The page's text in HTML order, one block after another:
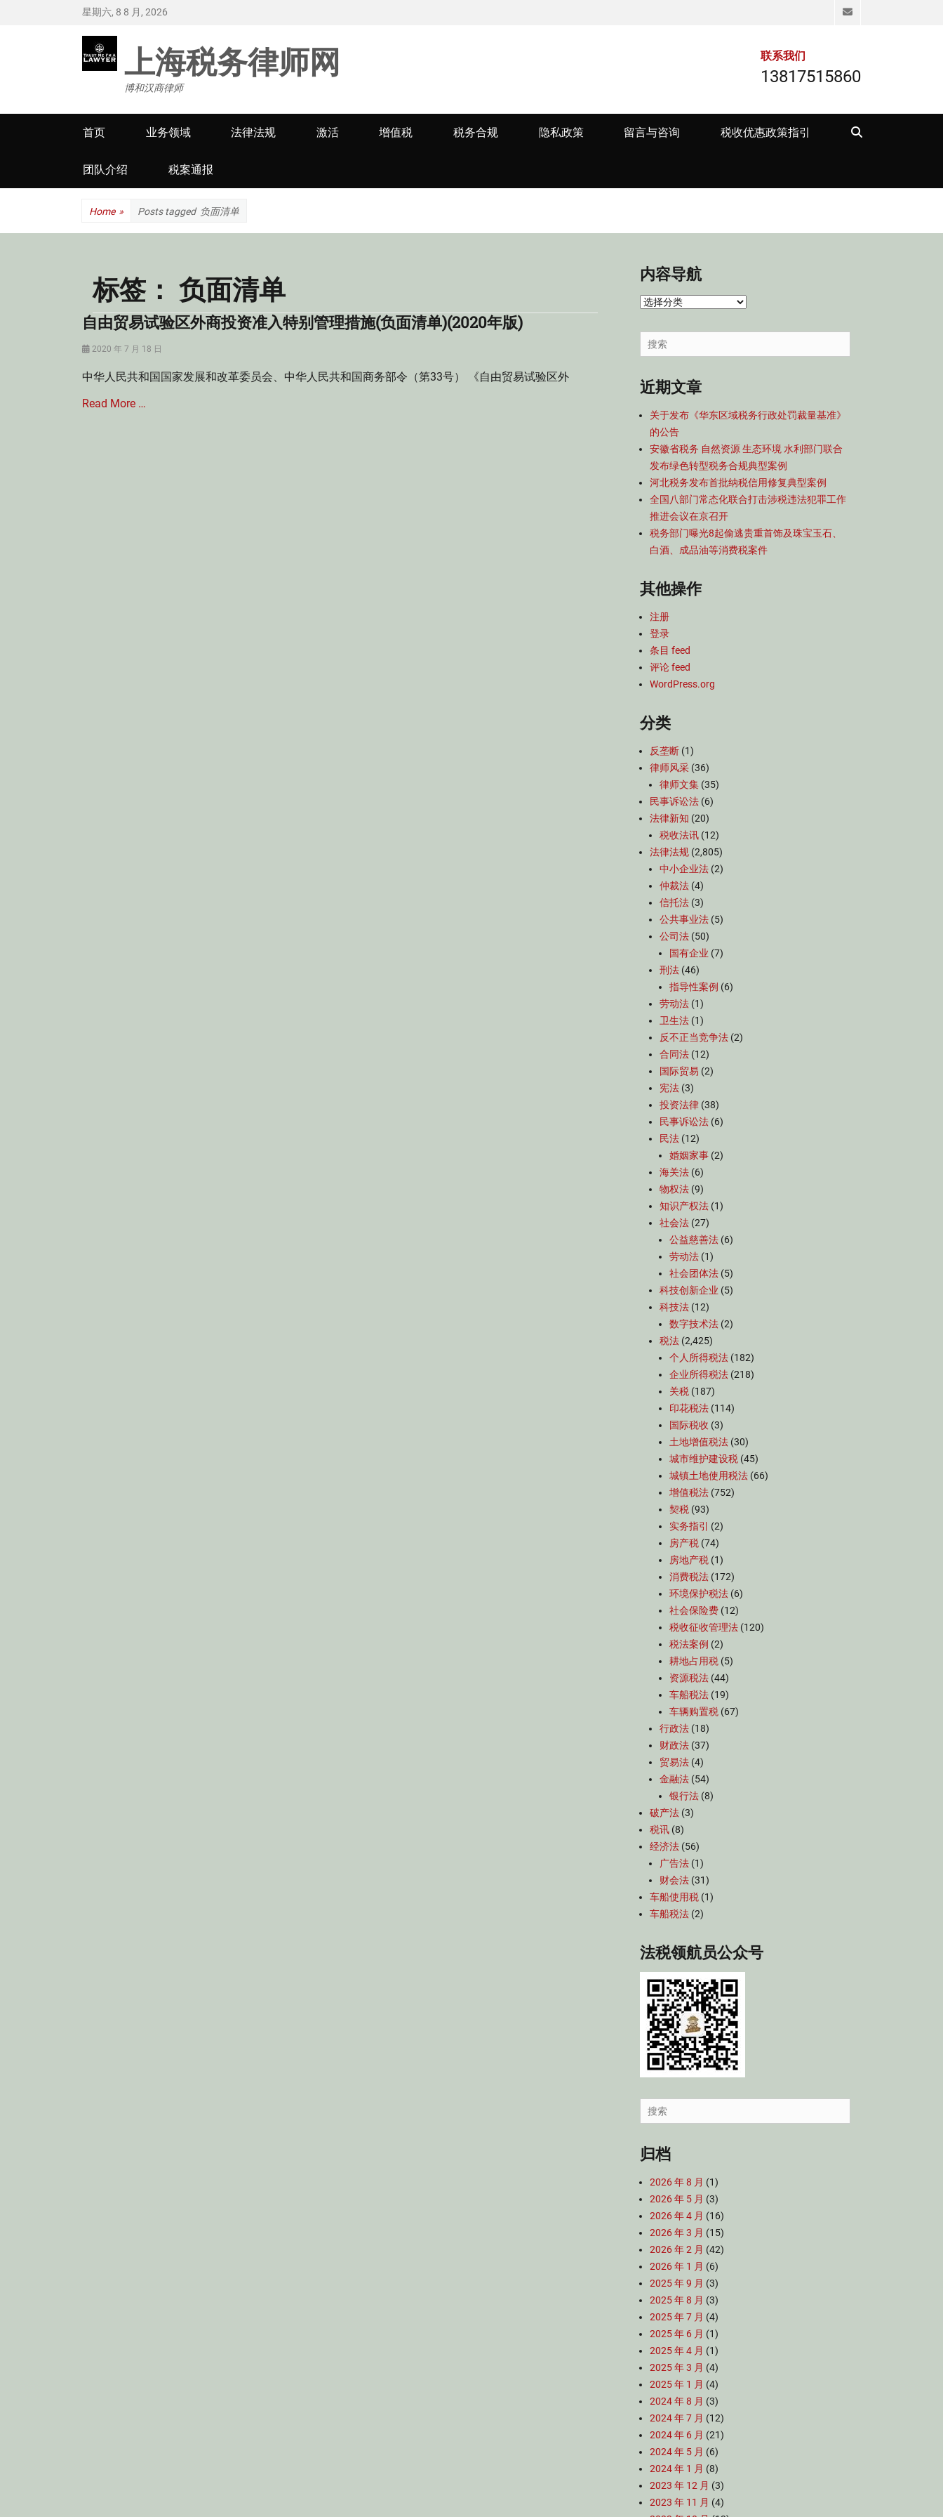
星期六, 8 8 月, 2026 Email
上海税务律师网
博和汉商律师
联系我们
13817515860
Primary
menu
首页 业务领域 法律法规 激活 增值税 税务合规 隐私政策 留言与咨询 税收优惠政策指引
团队介绍 税案通报
Home » Posts tagged 负面清单
标签： 负面清单
自由贸易试验区外商投资准入特别管理措施(负面清单)(2020年版)
Posted
2020 年 7 月 18 日
中华人民共和国国家发展和改革委员会、中华人民共和国商务部令（第33号） 《自由贸易试验区外
Read More …
内容导航
内
导
航
Search
for:
近期文章
关于发布《华东区域税务行政处罚裁量基准》
的公告
安徽省税务 自然资源 生态环境 水利部门联合
发布绿色转型税务合规典型案例
河北税务发布首批纳税信用修复典型案例
全国八部门常态化联合打击涉税违法犯罪工作
推进会议在京召开
税务部门曝光8起偷逃贵重首饰及珠宝玉石、
白酒、成品油等消费税案件
其他操作
注册
登录
条目 feed
评论 feed
WordPress.org
分类
反垄断 (1)
律师风采 (36)
律师文集 (35)
民事诉讼法 (6)
法律新知 (20)
税收法讯 (12)
法律法规 (2,805)
中小企业法 (2)
仲裁法 (4)
信托法 (3)
公共事业法 (5)
公司法 (50)
国有企业 (7)
刑法 (46)
指导性案例 (6)
劳动法 (1)
卫生法 (1)
反不正当竞争法 (2)
合同法 (12)
国际贸易 (2)
宪法 (3)
投资法律 (38)
民事诉讼法 (6)
民法 (12)
婚姻家事 (2)
海关法 (6)
物权法 (9)
知识产权法 (1)
社会法 (27)
公益慈善法 (6)
劳动法 (1)
社会团体法 (5)
科技创新企业 (5)
科技法 (12)
数字技术法 (2)
税法 (2,425)
个人所得税法 (182)
企业所得税法 (218)
关税 (187)
印花税法 (114)
国际税收 (3)
土地增值税法 (30)
城市维护建设税 (45)
城镇土地使用税法 (66)
增值税法 (752)
契税 (93)
实务指引
(2)
房产税 (74)
房地产税 (1)
消费税法 (172)
环境保护税法 (6)
社会保险费 (12)
税收征收管理法 (120)
税法案例 (2)
耕地占用税 (5)
资源税法 (44)
车船税法 (19)
车辆购置税 (67)
行政法 (18)
财政法 (37)
贸易法 (4)
金融法 (54)
银行法 (8)
破产法 (3)
税讯 (8)
经济法 (56)
广告法 (1)
财会法 (31)
车船使用税 (1)
车船税法 (2)
法税领航员公众号
Search
for:
归档
2026 年 8 月 (1)
2026 年 5 月 (3)
2026 年 4 月 (16)
2026 年 3 月 (15)
2026 年 2 月 (42)
2026 年 1 月 (6)
2025 年 9 月 (3)
2025 年 8 月 (3)
2025 年 7 月 (4)
2025 年 6 月 (1)
2025 年 4 月 (1)
2025 年 3 月 (4)
2025 年 1 月 (4)
2024 年 8 月 (3)
2024 年 7 月 (12)
2024 年 6 月 (21)
2024 年 5 月 (6)
2024 年 1 月 (8)
2023 年 12 月 (3)
2023 年 11 月 (4)